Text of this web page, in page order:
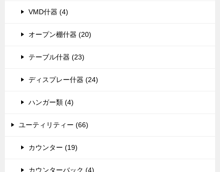
VMD什器 (4)
オープン棚什器 (20)
テーブル什器 (23)
ディスプレー什器 (24)
ハンガー類 (4)
ユーティリティー (66)
カウンター (19)
カウンターバック (4)